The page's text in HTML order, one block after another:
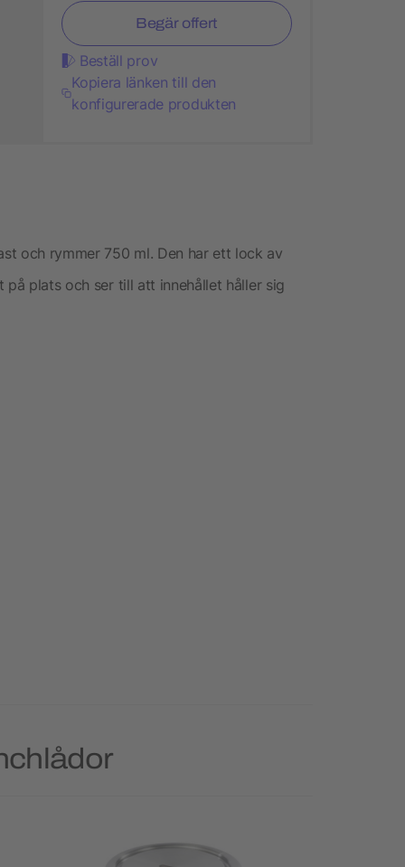
Begär offert
Beställ prov
Kopiera länken till den
konfigurerade produkten
och rymmer 750 ml. Den har ett lock av
plats och ser till att innehållet håller sig